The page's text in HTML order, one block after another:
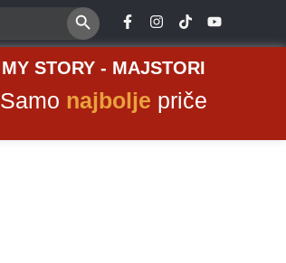
Search Button
MY STORY - MAJSTORI
Samo najbolje priče